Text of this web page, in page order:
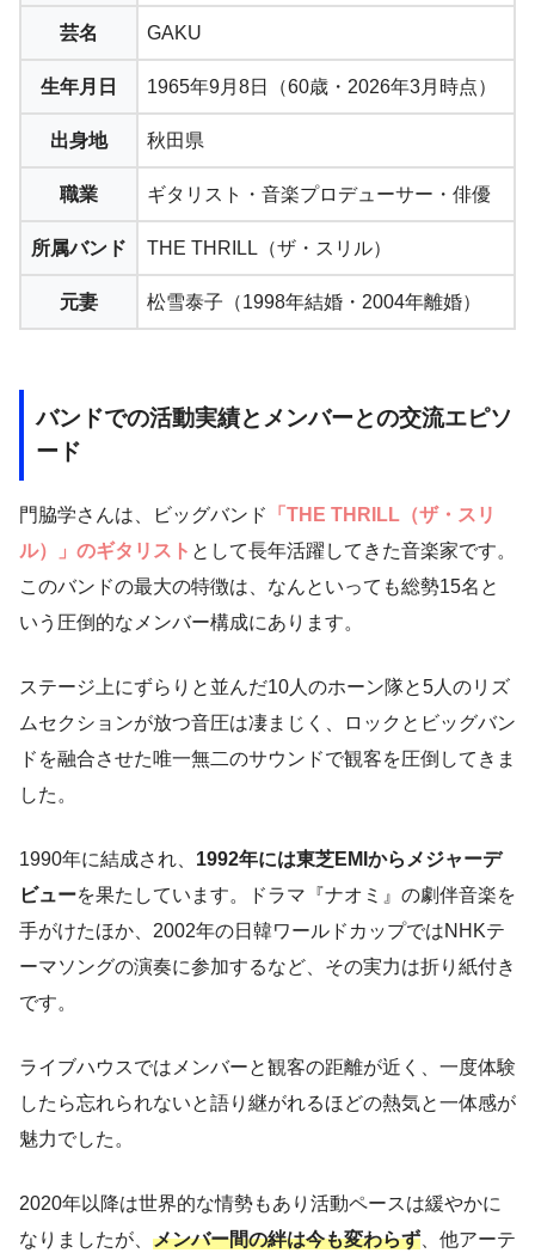
芸名 GAKU
生年月日 1965年9月8日（60歳・2026年3月時点）
出身地 秋田県
職業 ギタリスト・音楽プロデューサー・俳優
所属バンド THE THRILL（ザ・スリル）
元妻 松雪泰子（1998年結婚・2004年離婚）
バンドでの活動実績とメンバーとの交流エピソ
ード
門脇学さんは、ビッグバンド
「THE THRILL（ザ・スリ
ル）」のギタリスト として長年活躍してきた音楽家です。
このバンドの最大の特徴は、なんといっても総勢15名と
いう圧倒的なメンバー構成にあります。
ステージ上にずらりと並んだ10人のホーン隊と5人のリズ
ムセクションが放つ音圧は凄まじく、ロックとビッグバン
ドを融合させた唯一無二のサウンドで観客を圧倒してきま
した。
1990年に結成され、 1992年には東芝EMIからメジャーデ
ビューを果たしています。ドラマ『ナオミ』の劇伴音楽を
手がけたほか、2002年の日韓ワールドカップではNHKテ
ーマソングの演奏に参加するなど、その実力は折り紙付き
です。
ライブハウスではメンバーと観客の距離が近く、一度体験
したら忘れられないと語り継がれるほどの熱気と一体感が
魅力でした。
2020年以降は世界的な情勢もあり活動ペースは緩やかに
なりましたが、 メンバー間の絆は今も変わらず 、他アーテ